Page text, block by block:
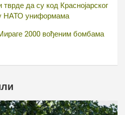
тврде да су код Краснојарског
НАТО униформама
2000 вођеним бомбама